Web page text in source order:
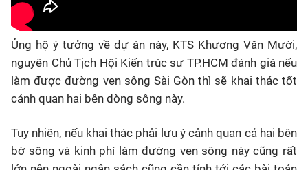
Ủng hộ ý tưởng về dự án này, KTS Khương Văn Mười,
nguyên Chủ Tịch Hội Kiến trúc sư TP.HCM đánh giá nếu
làm được đường ven sông Sài Gòn thì sẽ khai thác tốt
cảnh quan hai bên dòng sông này.
Tuy nhiên, nếu khai thác phải lưu ý cảnh quan cả hai bên
bờ sông và kinh phí làm đường ven sông này cũng rất